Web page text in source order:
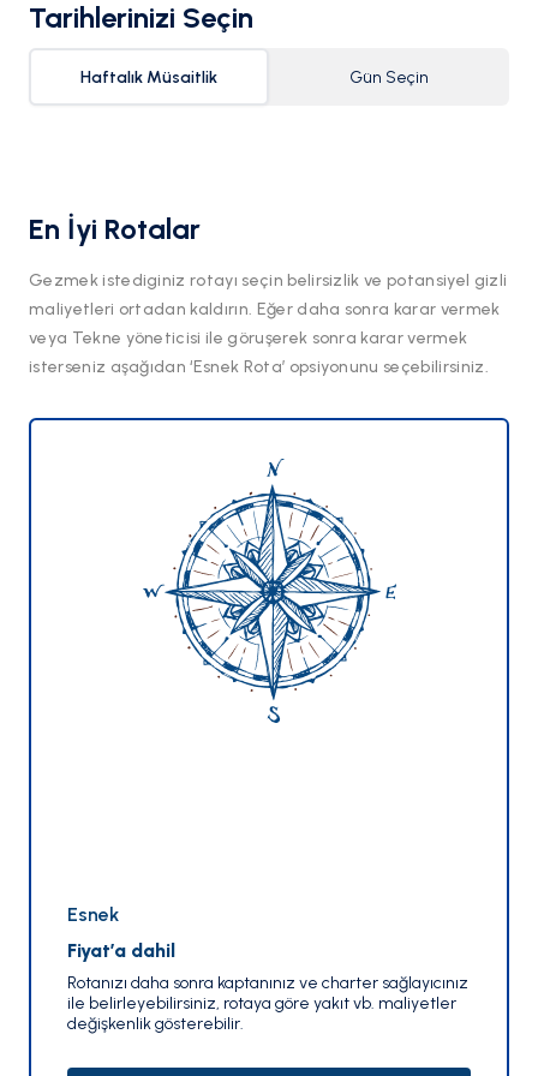
Tarihlerinizi Seçin
Haftalık Müsaitlik Gün Seçin
En İyi Rotalar
Gezmek istediginiz rotayı seçin belirsizlik ve potansiyel gizli
maliyetleri ortadan kaldırın. Eğer daha sonra karar vermek
veya Tekne yöneticisi ile göruşerek sonra karar vermek
isterseniz aşağıdan ‘Esnek Rota’ opsiyonunu seçebilirsiniz.
Esnek
Fiyat’a dahil
Rotanızı daha sonra kaptanınız ve charter sağlayıcınız
ile belirleyebilirsiniz, rotaya göre yakıt vb. maliyetler
değişkenlik gösterebilir.